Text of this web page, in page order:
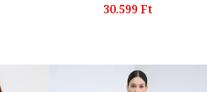
30.599 Ft